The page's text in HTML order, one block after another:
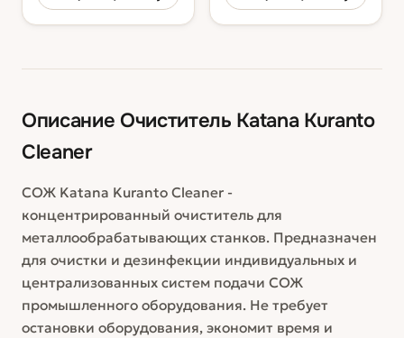
Описание Очиститель Katana Kuranto
Cleaner
СОЖ Katana Kuranto Cleaner -
концентрированный очиститель для
металлообрабатывающих станков. Предназначен
для очистки и дезинфекции индивидуальных и
централизованных систем подачи СОЖ
промышленного оборудования. Не требует
остановки оборудования, экономит время и